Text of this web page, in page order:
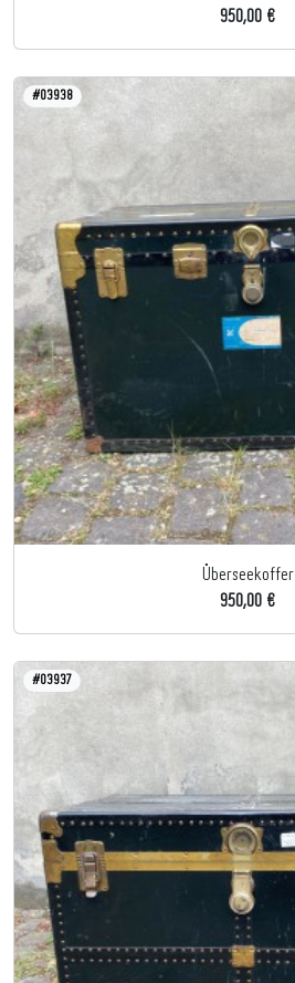
950,00 €
#03938
Überseekoffer
950,00 €
#03937